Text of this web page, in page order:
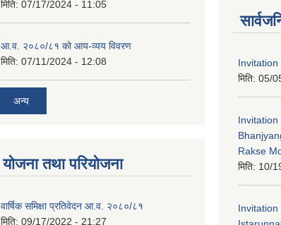
मिति: 07/17/2024 - 11:05
आ.व. २०८०/८१ को आय-व्यय विवरण
मिति: 07/11/2024 - 12:08
अन्य
योजना तथा परियोजना
वार्षिक समिक्षा प्रतिवेदन आ.व. २०८०/८१
मिति: 09/17/2022 - 21:27
मिति: 05/
Rakse
मिति: 10/